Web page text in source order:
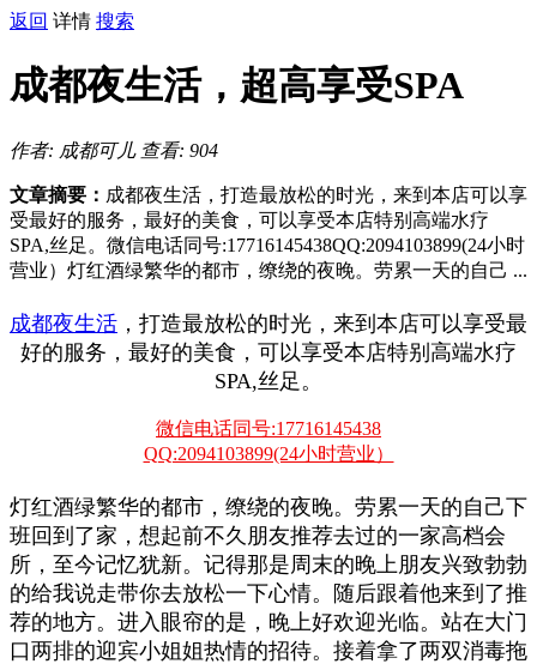
返回 详情 搜索
成都夜生活，超高享受SPA
作者: 成都可儿 查看: 904
文章摘要： 成都夜生活，打造最放松的时光，来到本店可以享
受最好的服务，最好的美食，可以享受本店特别高端水疗
SPA,丝足。微信电话同号:17716145438QQ:2094103899(24小时
营业）灯红酒绿繁华的都市，缭绕的夜晚。劳累一天的自己 ...
成都夜生活 ，打造最放松的时光，来到本店可以享受最
好的服务，最好的美食，可以享受本店特别高端水疗
SPA,丝足。
微信电话同号:17716145438
QQ:2094103899(24小时营业）
灯红酒绿繁华的都市，缭绕的夜晚。劳累一天的自己下
班回到了家，想起前不久朋友推荐去过的一家高档会
所，至今记忆犹新。记得那是周末的晚上朋友兴致勃勃
的给我说走带你去放松一下心情。随后跟着他来到了推
荐的地方。进入眼帘的是，晚上好欢迎光临。站在大门
口两排的迎宾小姐姐热情的招待。接着拿了两双消毒拖